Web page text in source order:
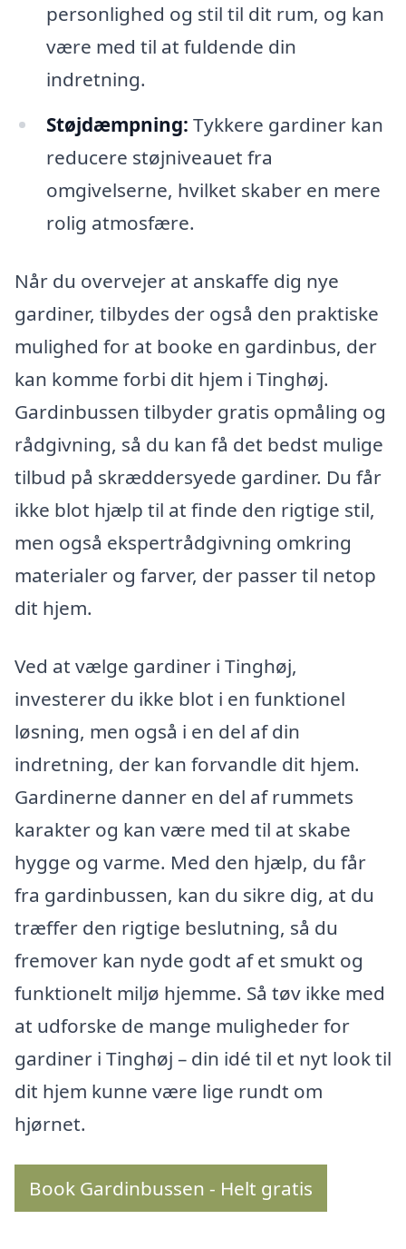
personlighed og stil til dit rum, og kan
være med til at fuldende din
indretning.
Støjdæmpning: Tykkere gardiner kan
reducere støjniveauet fra
omgivelserne, hvilket skaber en mere
rolig atmosfære.
Når du overvejer at anskaffe dig nye
gardiner, tilbydes der også den praktiske
mulighed for at booke en gardinbus, der
kan komme forbi dit hjem i Tinghøj.
Gardinbussen tilbyder gratis opmåling og
rådgivning, så du kan få det bedst mulige
tilbud på skræddersyede gardiner. Du får
ikke blot hjælp til at finde den rigtige stil,
men også ekspertrådgivning omkring
materialer og farver, der passer til netop
dit hjem.
Ved at vælge gardiner i Tinghøj,
investerer du ikke blot i en funktionel
løsning, men også i en del af din
indretning, der kan forvandle dit hjem.
Gardinerne danner en del af rummets
karakter og kan være med til at skabe
hygge og varme. Med den hjælp, du får
fra gardinbussen, kan du sikre dig, at du
træffer den rigtige beslutning, så du
fremover kan nyde godt af et smukt og
funktionelt miljø hjemme. Så tøv ikke med
at udforske de mange muligheder for
gardiner i Tinghøj – din idé til et nyt look til
dit hjem kunne være lige rundt om
hjørnet.
Book Gardinbussen - Helt gratis